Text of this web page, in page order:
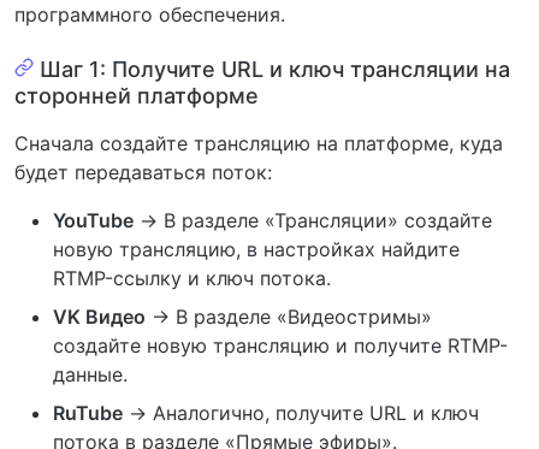
программного обеспечения.
Шаг 1: Получите URL и ключ трансляции на
сторонней платформе
Сначала создайте трансляцию на платформе, куда
будет передаваться поток:
YouTube → В разделе «Трансляции» создайте
новую трансляцию, в настройках найдите
RTMP-ссылку и ключ потока.
VK Видео → В разделе «Видеостримы»
создайте новую трансляцию и получите RTMP-
данные.
RuTube → Аналогично, получите URL и ключ
потока в разделе «Прямые эфиры».